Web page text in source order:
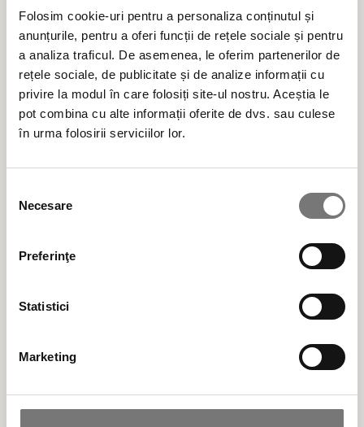
Folosim cookie-uri pentru a personaliza conținutul și
anunțurile, pentru a oferi funcții de rețele sociale și pentru
a analiza traficul. De asemenea, le oferim partenerilor de
rețele sociale, de publicitate și de analize informații cu
privire la modul în care folosiți site-ul nostru. Aceștia le
pot combina cu alte informații oferite de dvs. sau culese
în urma folosirii serviciilor lor.
consimțământului
Necesare
Preferinţe
Statistici
Marketing
Din 1975 credem în valoarea adăugată a
frumuseții care se bazează pe ingrediente
active naturale.
Produse cosmetice BIO vegane naturale,
testate clinic și dermatologic, formulate cu
ingrediente alese cu multă atenție și cu
responsabilitate pentru mediu, din surse
Cele mai populare categorii de produse cosmetice